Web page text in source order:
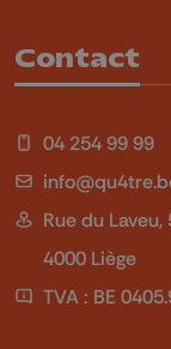
Contact
04 254 99 99
Rue du Laveu,
4000 Liège
TVA : BE